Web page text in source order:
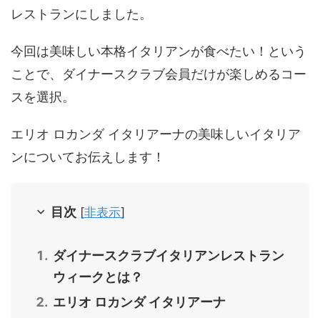
レストランにしました。
今回は美味しい本格イタリアンが食べたい！という
ことで、ダイナースクラブ会員だけが楽しめるコー
スを選択。
エリオ ロカンダ イタリアーナの美味しいイタリア
ンについてお伝えします！
目次 [非表示]
ダイナースクラブイタリアンレストラン
ウィークとは？
エリオ ロカンダ イタリアーナ